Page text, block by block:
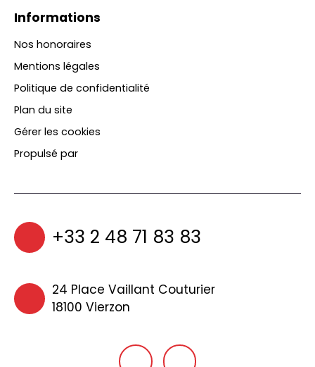
Informations
Nos honoraires
Mentions légales
Politique de confidentialité
Plan du site
Gérer les cookies
Propulsé par
+33 2 48 71 83 83
24 Place Vaillant Couturier
18100 Vierzon